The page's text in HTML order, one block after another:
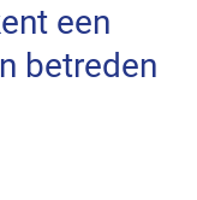
een
betreden